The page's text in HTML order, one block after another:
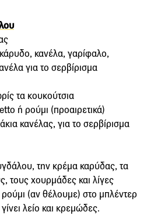
κανέλα, γαρίφαλο,
για το σερβίρισμα
τα κουκούτσια
ή ρούμι (προαιρετικά)
κανέλας, για το σερβίρισμα
την κρέμα καρύδας, τα
τους χουρμάδες και λίγες
(αν θέλουμε) στο μπλέντερ
λείο και κρεμώδες.